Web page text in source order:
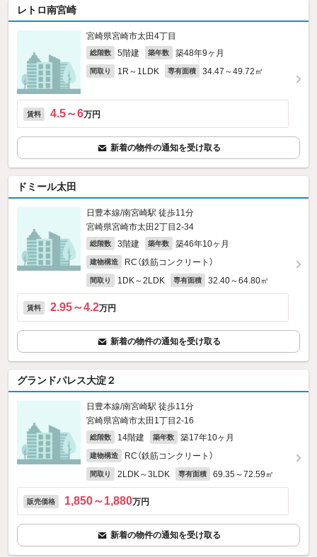
レトロ南宮崎
宮崎県宮崎市太田4丁目
総階数 5階建 築年数 築48年9ヶ月
間取り 1R～1LDK 専有面積 34.47～49.72㎡
賃料 4.5～6万円
新着の物件の通知を受け取る
ドミール太田
日豊本線/南宮崎駅 徒歩11分
宮崎県宮崎市太田2丁目2-34
総階数 3階建 築年数 築46年10ヶ月
建物構造 RC（鉄筋コンクリート）
間取り 1DK～2LDK 専有面積 32.40～64.80㎡
賃料 2.95～4.2万円
新着の物件の通知を受け取る
グランドパレス大淀２
日豊本線/南宮崎駅 徒歩11分
宮崎県宮崎市太田1丁目2-16
総階数 14階建 築年数 築17年10ヶ月
建物構造 RC（鉄筋コンクリート）
間取り 2LDK～3LDK 専有面積 69.35～72.59㎡
販売価格 1,850～1,880万円
新着の物件の通知を受け取る